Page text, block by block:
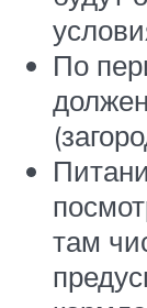
По
там